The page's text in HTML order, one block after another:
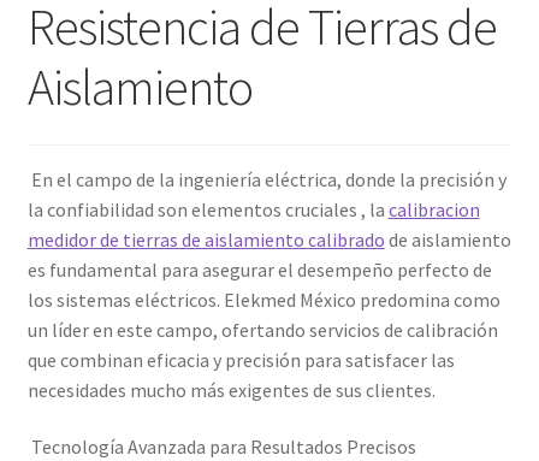
Amperímetro con certificado de calibración
Calibración de Medidores de Resistencia – Elekmed México
Calibración de Multímetros – Elekmed México
Calibración de Osciloscopios – Elekmed México
Carrito
Finalizar compra
Resistencia de Tierras de
Aislamiento
En el campo de la ingeniería eléctrica, donde la precisión y
la confiabilidad son elementos cruciales , la calibracion
medidor de tierras de aislamiento calibrado de aislamiento
es fundamental para asegurar el desempeño perfecto de
los sistemas eléctricos. Elekmed México predomina como
un líder en este campo, ofertando servicios de calibración
que combinan eficacia y precisión para satisfacer las
necesidades mucho más exigentes de sus clientes.
Tecnología Avanzada para Resultados Precisos